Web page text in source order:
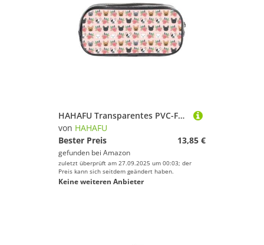
HAHAFU Transparentes PVC-Federmäppchen, Make-up-Tasche für Schule, Büro, Reisen, Fitnessstudio, Zubehör, Organizer (komplett bedruckte Vorderseite)
von HAHAFU
Bester Preis
13,85 €
gefunden bei Amazon
zuletzt überprüft am 27.09.2025 um 00:03; der
Preis kann sich seitdem geändert haben.
Keine weiteren Anbieter